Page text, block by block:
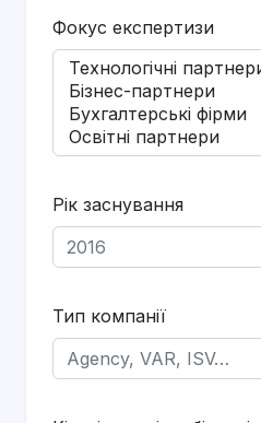
Фокус експертизи
Рік заснування
Тип компанії